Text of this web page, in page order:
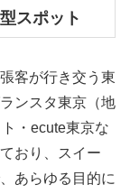
スポット
客が行き交う東
ンスタ東京（地
・ecute東京な
おり、スイー
あらゆる目的に